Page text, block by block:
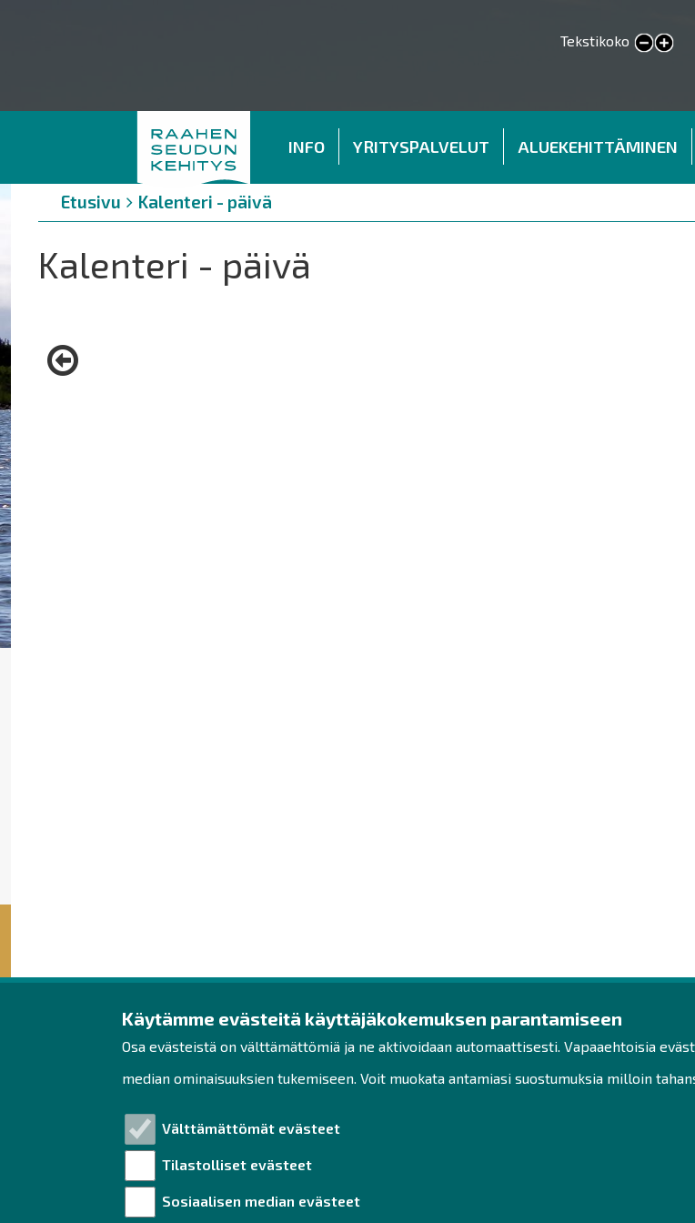
Käytämme evästeitä käyttäjäkokemuksen parantamiseen
Osa evästeistä on välttämättömiä ja ne aktivoidaan automaattisesti. Vapaaehtoisia
median ominaisuuksien tukemiseen. Voit muokata antamiasi suostumuksia milloin
Välttämättömät evästeet
Tilastolliset evästeet
Sosiaalisen median evästeet
Tekstikoko
smaller text
larger text
INFO YRITYSPALVELUT ALUEKEHITTÄMINEN
Murupolku
You
are
Etusivu Kalenteri - päivä
Kalenteri - päivä
Raahen seudun kehitys
Rantakatu 5 D 2. kerros
92100 Raahe
Puh. 044 439 3288
Ota yhteyttä!
Toimisto